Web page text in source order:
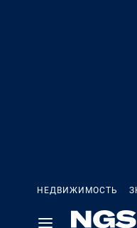
НЕДВИЖИМОСТЬ